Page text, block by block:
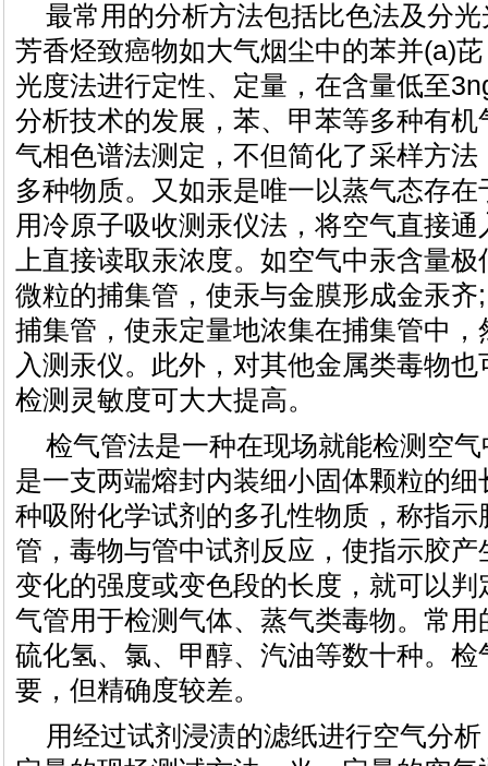
最常用的分析方法包括比色法及分
芳香烃致癌物如大气烟尘中的苯并(a)
光度法进行定性、定量，在含量低至
分析技术的发展，苯、甲苯等多种有
气相色谱法测定，不但简化了采样方
多种物质。又如汞是唯一以蒸气态存
用冷原子吸收测汞仪法，将空气直接
上直接读取汞浓度。如空气中汞含量
微粒的捕集管，使汞与金膜形成金汞
捕集管，使汞定量地浓集在捕集管中
入测汞仪。此外，对其他金属类毒物
检测灵敏度可大大提高。
检气管法是一种在现场就能检测空
是一支两端熔封内装细小固体颗粒的
种吸附化学试剂的多孔性物质，称指
管，毒物与管中试剂反应，使指示胶
变化的强度或变色段的长度，就可以
气管用于检测气体、蒸气类毒物。常
硫化氢、氯、甲醇、汽油等数十种。
要，但精确度较差。
用经过试剂浸渍的滤纸进行空气分